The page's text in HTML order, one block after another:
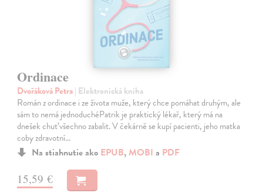
Ordinace
Dvořáková Petra| Elektronická kniha
Román z ordinace i ze života muže, který chce pomáhat druhým, ale
sám to nemá jednoduchéPatrik je praktický lékař, který má na
dnešek chuť všechno zabalit. V čekárně se kupí pacienti, jeho matka
coby zdravotní…
Na stiahnutie ako EPUB, MOBI a PDF
15,59 €